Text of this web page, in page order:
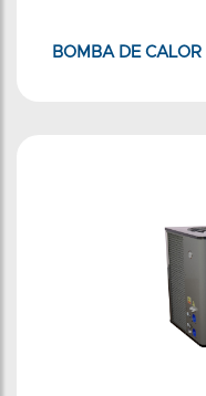
BOMBA DE